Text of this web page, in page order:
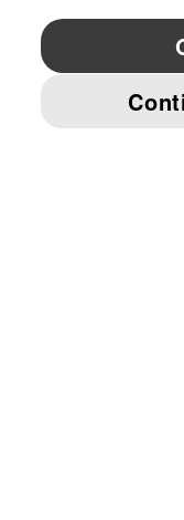
YouTube Twitter